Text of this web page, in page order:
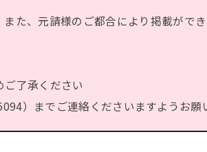
た、元請様のご都合により掲載がで
ご了承ください
）までご連絡くださいますようお願